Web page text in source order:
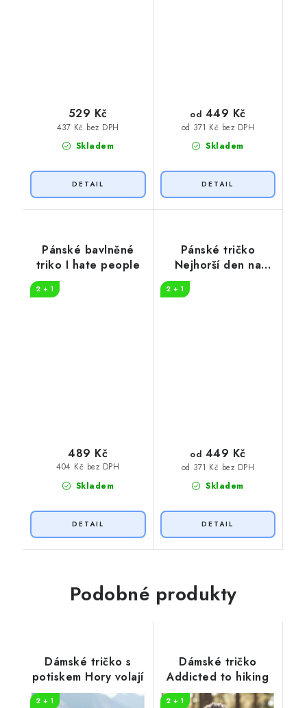
Skladem
437 Kč bez DPH
529 Kč
Skladem
od 371 Kč bez DPH
od 449 Kč
Pánské bavlněné
triko I hate people
2 + 1
Skladem
404 Kč bez DPH
489 Kč
Pánské tričko
Nejhorší den na
2 + 1
Skladem
od 371 Kč bez DPH
od 449 Kč
Podobné produkty
Dámské tričko s
potiskem Hory volají
2 + 1
Dámské tričko
Addicted to hiking
2 + 1